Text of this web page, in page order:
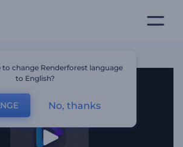
to change Renderforest language
to English?
No, thanks